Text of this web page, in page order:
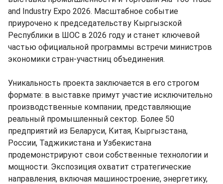
and Industry Expo 2026. Масштабное событие
приурочено к председательству Кыргызской
Республики в ШОС в 2026 году и станет ключевой
частью официальной программы встречи министров
экономики стран-участниц объединения.
Уникальность проекта заключается в его строгом
формате: в выставке примут участие исключительно
производственные компании, представляющие
реальный промышленный сектор. Более 50
предприятий из Беларуси, Китая, Кыргызстана,
России, Таджикистана и Узбекистана
продемонстрируют свои собственные технологии и
мощности. Экспозиция охватит стратегические
направления, включая машиностроение, энергетику,